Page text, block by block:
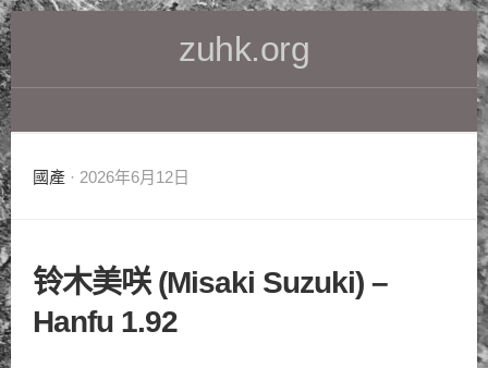
Skip
to
content
zuhk.org
國產 · 2026年6月12日
铃木美咲 (Misaki Suzuki) –
Hanfu 1.92